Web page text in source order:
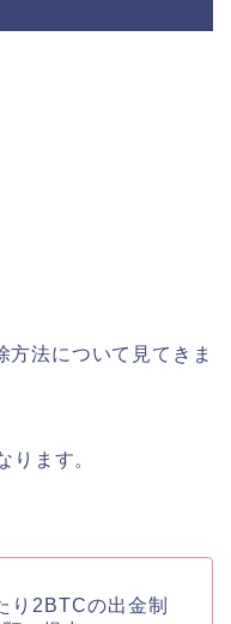
法について見てきま
ります。
り2BTCの出金制